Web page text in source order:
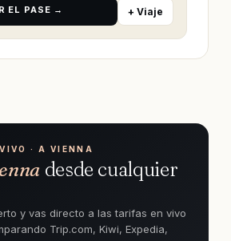
EL PASE → + Viaje
· A VIENNA
desde cualquier
y vas directo a las tarifas en vivo
Trip.com, Kiwi, Expedia,